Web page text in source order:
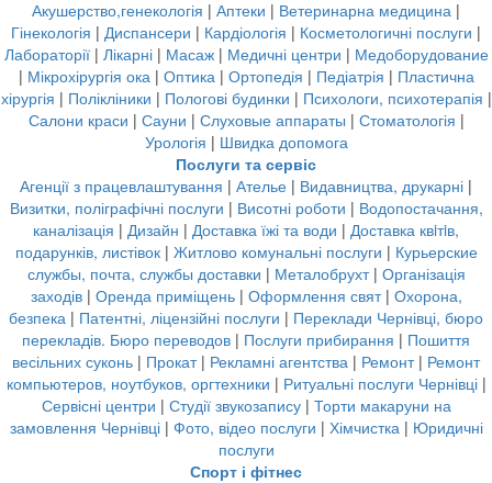
Акушерство,генекологія | Аптеки | Ветеринарна медицина |
Гінекологія | Диспансери | Кардіологія | Косметологичні послуги |
Лабораторії| Лікарні | Масаж| Медичні центри | Медоборудование
| Мікрохірургія ока| Оптика| Ортопедія | Педіатрія | Пластична
хірургія | Полікліники | Пологові будинки | Психологи, психотерапія |
Салони краси | Сауни | Слуховые аппараты | Стоматологія |
Урологія | Швидка допомога
Послуги та сервіс
Агенції з працевлаштування | Ателье | Видавництва, друкарні |
Визитки, поліграфічні послуги | Висотні роботи | Водопостачання,
каналізація | Дизайн | Доставка їжі та води | Доставка квiтiв,
подарунків, листівок| Житлово комунальні послуги | Курьерские
службы, почта, службы доставки | Металобрухт| Організація
заходів| Оренда приміщень| Оформлення свят| Охорона,
безпека | Патентні, ліцензійні послуги | Переклади Чернівці, бюро
перекладів. Бюро переводов | Послуги прибирання | Пошиття
весільних суконь | Прокат| Рекламні агентства | Ремонт| Ремонт
компьютеров, ноутбуков, оргтехники | Ритуальні послуги Чернівці|
Сервісні центри | Студії звукозапису| Торти макаруни на
замовлення Чернівці| Фото, відео послуги | Хімчистка| Юридичні
послуги
Спорт і фітнес